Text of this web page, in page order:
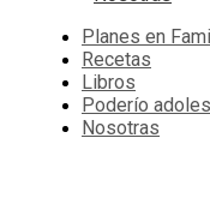
Planes en
Recetas
Libros
Poderío
Nosotras